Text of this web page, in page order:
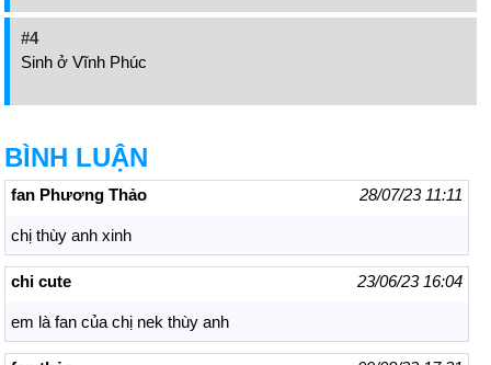
#4
Sinh ở Vĩnh Phúc
BÌNH LUẬN
fan Phương Thảo 28/07/23 11:11
chị thùy anh xinh
chi cute 23/06/23 16:04
em là fan của chị nek thùy anh